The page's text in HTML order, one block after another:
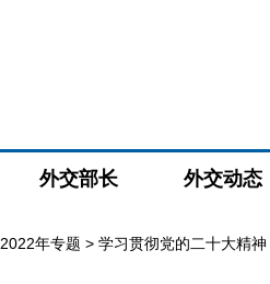
外交部长 外交动态
2022年专题 > 学习贯彻党的二十大精神